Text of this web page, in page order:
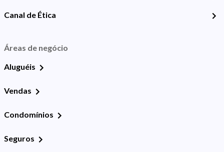
Canal de Ética
Áreas de negócio
Aluguéis
Vendas
Condomínios
Seguros